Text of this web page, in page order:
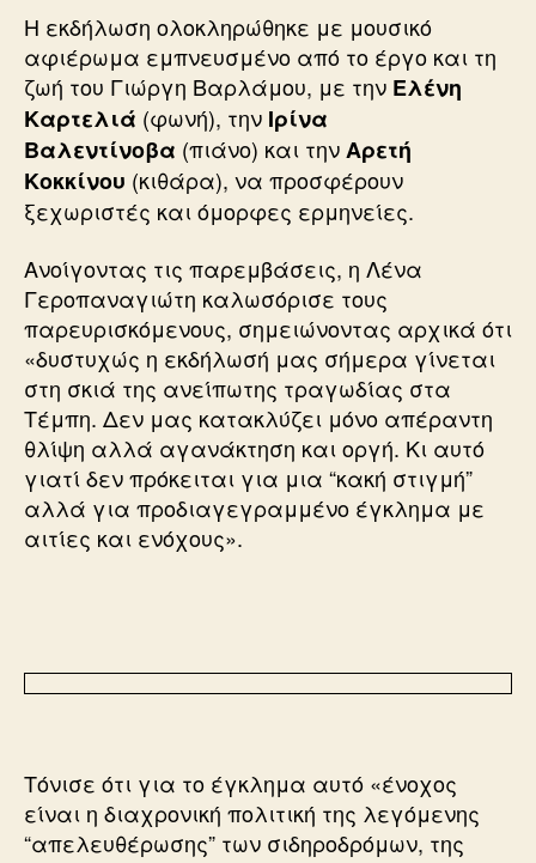
Η εκδήλωση ολοκληρώθηκε με μουσικό
αφιέρωμα εμπνευσμένο από το έργο και τη
ζωή του Γιώργη Βαρλάμου, με την Ελένη
Καρτελιά (φωνή), την Ιρίνα
Βαλεντίνοβα (πιάνο) και τηνΑρετή
Κοκκίνου (κιθάρα), να προσφέρουν
ξεχωριστές και όμορφες ερμηνείες.
Ανοίγοντας τις παρεμβάσεις, η Λένα
Γεροπαναγιώτη καλωσόρισε τους
παρευρισκόμενους, σημειώνοντας αρχικά ότι
«δυστυχώς η εκδήλωσή μας σήμερα γίνεται
στη σκιά της ανείπωτης τραγωδίας στα
Τέμπη. Δεν μας κατακλύζει μόνο απέραντη
θλίψη αλλά αγανάκτηση και οργή. Κι αυτό
γιατί δεν πρόκειται για μια “κακή στιγμή”
αλλά για προδιαγεγραμμένο έγκλημα με
αιτίες και ενόχους».
Τόνισε ότι για το έγκλημα αυτό «ένοχος
είναι η διαχρονική πολιτική της λεγόμενης
“απελευθέρωσης” των σιδηροδρόμων, της